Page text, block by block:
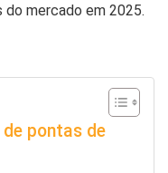
mercado em 2025.
pontas de